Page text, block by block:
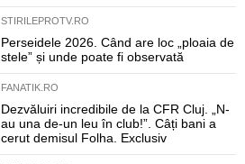
STIRILEPROTV.RO
Perseidele 2026. Când are loc „ploaia de
stele” și unde poate fi observată
FANATIK.RO
Dezvăluiri incredibile de la CFR Cluj. „N-
au una de-un leu în club!”. Câți bani a
cerut demisul Folha. Exclusiv